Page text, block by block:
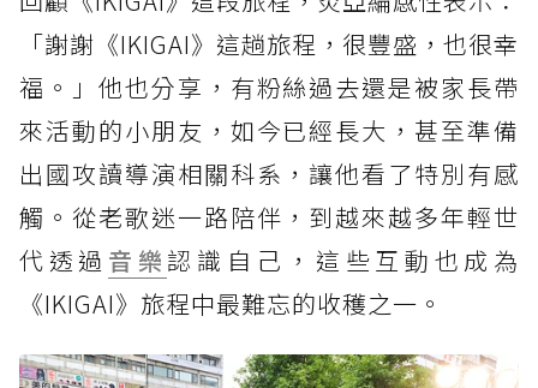
「謝謝《IKIGAI》這趟旅程，很豐盛，也很幸
福。」他也分享，有粉絲過去還是被家長帶
來活動的小朋友，如今已經長大，甚至準備
出國攻讀導演相關科系，讓他看了特別有感
觸。從老歌迷一路陪伴，到越來越多年輕世
代透過 音樂 認識自己，這些互動也成為
《IKIGAI》旅程中最難忘的收穫之一。